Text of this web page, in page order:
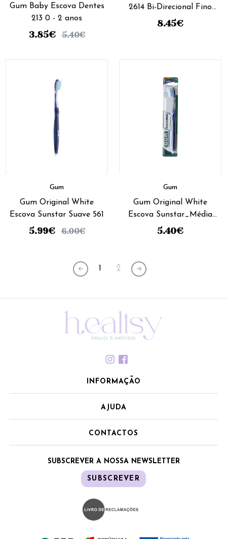
Gum Baby Escova Dentes
213 0 - 2 anos
3.85€ 5.40€
2614 Bi-Direcional Fino
Cónico (x6 unidades)
8.45€
Gum
Gum Original White
Escova Sunstar Suave 561
5.99€ 6.00€
Gum
Gum Original White
Escova Sunstar_Média
563
5.40€
1 2
INFORMAÇÃO
AJUDA
CONTACTOS
SUBSCREVER A NOSSA NEWSLETTER
SUBSCREVER